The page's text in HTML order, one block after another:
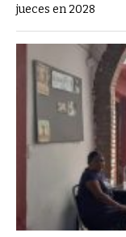
jueces en 2028